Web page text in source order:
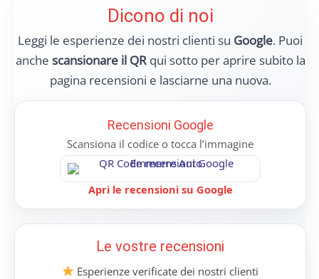
Dicono di noi
Leggi le esperienze dei nostri clienti su Google. Puoi
anche scansionare il QRqui sotto per aprire subito la
pagina recensioni e lasciarne una nuova.
Recensioni Google
Scansiona il codice o tocca l’immagine
Apri le recensioni su Google
Le vostre recensioni
Esperienze verificate dei nostri clienti